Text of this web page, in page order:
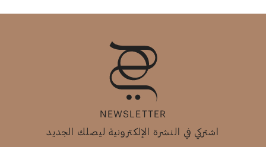
NEWSLETTER
اشتركي في النشرة الإلكترونية ليصلك الجديد